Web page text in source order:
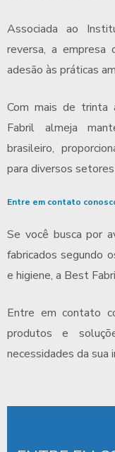
Associada ao
reversa, a
adesão às práticas
Com mais de trinta
Fabril almeja
brasileiro,
para diversos
Entre em contato
Se você busca por
fabricados segundo
e higiene, a Best
Entre em contato
produtos e
necessidades da sua